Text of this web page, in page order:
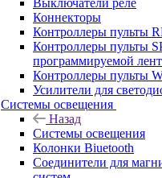
Выключатели реле
Коннекторы
Контроллеры пульты
Контроллеры пульты
программируемой
Контроллеры пульты
Усилители для
Системы освещения
Назад
Системы освещения
Колонки Biuetooth
Соединители для